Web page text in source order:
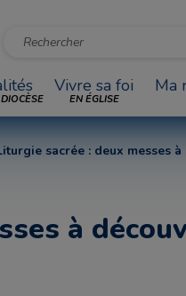
Vivre sa foi
EN ÉGLISE
Ma
sacrée : deux messes
à